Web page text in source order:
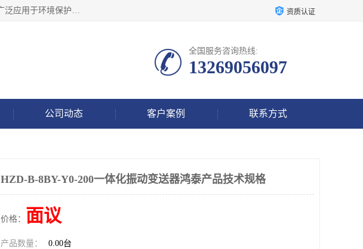
北京鸿泰顺达科技有限公司主要经营电子产品、机械设备、通讯设备、五金、交电等电子机械类产品；产品广泛应用于环境保护、石油化工、电力电子、冶金建筑、煤炭、农业、卫生防疫、教育科研等行业。并成功的与各地环境监测站、污水处理厂、卷烟厂、电厂、高校、科学院所、卫生防疫部门、煤矿、石化厂等用户建立了密切的合作关系。 资质认证
全国服务咨询热线:
13269056097
公司动态 客户案例 联系方式
HZD-B-8BY-Y0-200一体化振动变送器鸿泰产品技术规格
价格： 面议
产品数量： 0.00台